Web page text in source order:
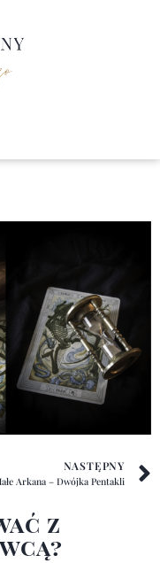
NASTĘPNY
Arkana – Dwójka Pentakli
z